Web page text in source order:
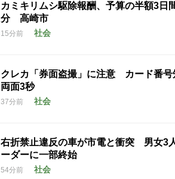
カミキリムシ駆除報酬、予算の半額3
分 高崎市
15分前 社会
クレカ「券面盗撮」に注意 カード番
両面3秒
37分前 社会
右折禁止違反の車が市電と衝突 男女3
ーダーに一部終始
54分前 社会